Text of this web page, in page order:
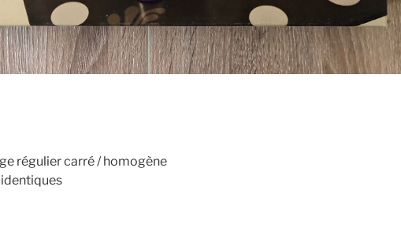
régulier carré / homogène
identiques